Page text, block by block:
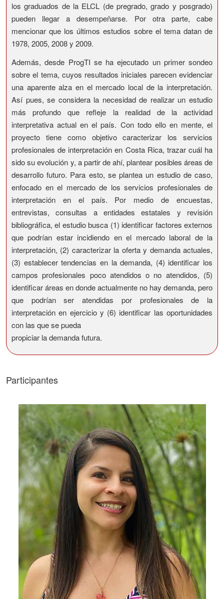
los graduados de la ELCL (de pregrado, grado y posgrado)
pueden llegar a desempeñarse. Por otra parte, cabe
mencionar que los últimos estudios sobre el tema datan de
1978, 2005, 2008 y 2009.
Además, desde ProgTI se ha ejecutado un primer sondeo
sobre el tema, cuyos resultados iniciales parecen evidenciar
una aparente alza en el mercado local de la interpretación.
Así pues, se considera la necesidad de realizar un estudio
más profundo que refleje la realidad de la actividad
interpretativa actual en el país. Con todo ello en mente, el
proyecto tiene como objetivo caracterizar los servicios
profesionales de interpretación en Costa Rica, trazar cuál ha
sido su evolución y, a partir de ahí, plantear posibles áreas de
desarrollo futuro. Para esto, se plantea un estudio de caso,
enfocado en el mercado de los servicios profesionales de
interpretación en el país. Por medio de encuestas,
entrevistas, consultas a entidades estatales y revisión
bibliográfica, el estudio busca (1) identificar factores externos
que podrían estar incidiendo en el mercado laboral de la
interpretación, (2) caracterizar la oferta y demanda actuales,
(3) establecer tendencias en la demanda, (4) identificar los
campos profesionales poco atendidos o no atendidos, (5)
identificar áreas en donde actualmente no hay demanda, pero
que podrían ser atendidas por profesionales de la
interpretación en ejercicio y (6) identificar las oportunidades
con las que se pueda
propiciar la demanda futura.
Participantes